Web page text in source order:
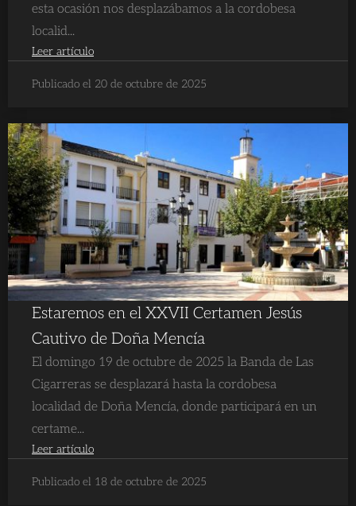
esta ocasión nos desplazábamos a la cordobesa
localid...
Leer artículo
Publicado el 20 de octubre de 2025
Estaremos en el XXVII Certamen Jesús
Cautivo de Doña Mencía
El domingo 19 de octubre de 2025 la Banda de Las
Cigarreras se desplazará hasta la cordobesa
localidad de Doña Mencía, donde participará en un
certame...
Leer artículo
Publicado el 18 de octubre de 2025